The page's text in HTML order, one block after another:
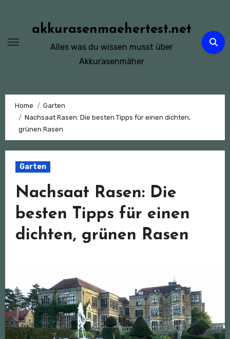
springenakkurasenmaehertest.net
Alles was du wissen musst über
Akkurasenmäher
Home
Garten
Nachsaat Rasen: Die besten Tipps für einen dichten,
grünen Rasen
Garten
Nachsaat Rasen: Die
besten Tipps für einen
dichten, grünen Rasen